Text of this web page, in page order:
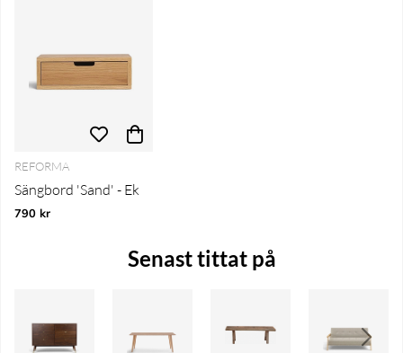
REFORMA
Sängbord 'Sand' - Ek
790 kr
Senast tittat på